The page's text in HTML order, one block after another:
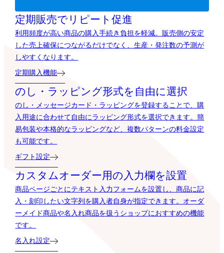
定期販売でリピート促進
利用頻度が高い商品の購入手続き負担を軽減。販売側の安定
した売上確保につながるだけでなく、生産・発注数の予測が
しやすくなります。
定期購入機能
のし・ラッピング形式を自由に選択
のし・メッセージカード・ラッピングを登録することで、購
入用途に合わせて自由にラッピング形式を選択できます。簡
易包装や本格的なラッピングなど、複数パターンの料金設定
も可能です。
ギフト設定
カスタムオーダー用の入力欄を設置
商品ページごとにテキスト入力フォームを設置し、商品に記
入・刻印したい文字列を購入者自身が指定できます。オーダ
ーメイド商品や名入れ商品を扱うショップにおすすめの機能
です。
名入れ設定